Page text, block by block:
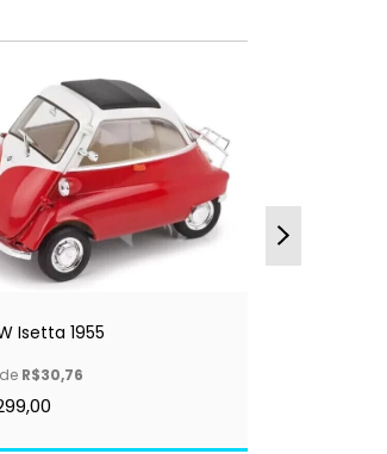
Isetta 1955
R$30,76